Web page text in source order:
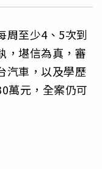
周至少4、5次到
，堪信為真，審
汽車，以及學歷
萬元，全案仍可